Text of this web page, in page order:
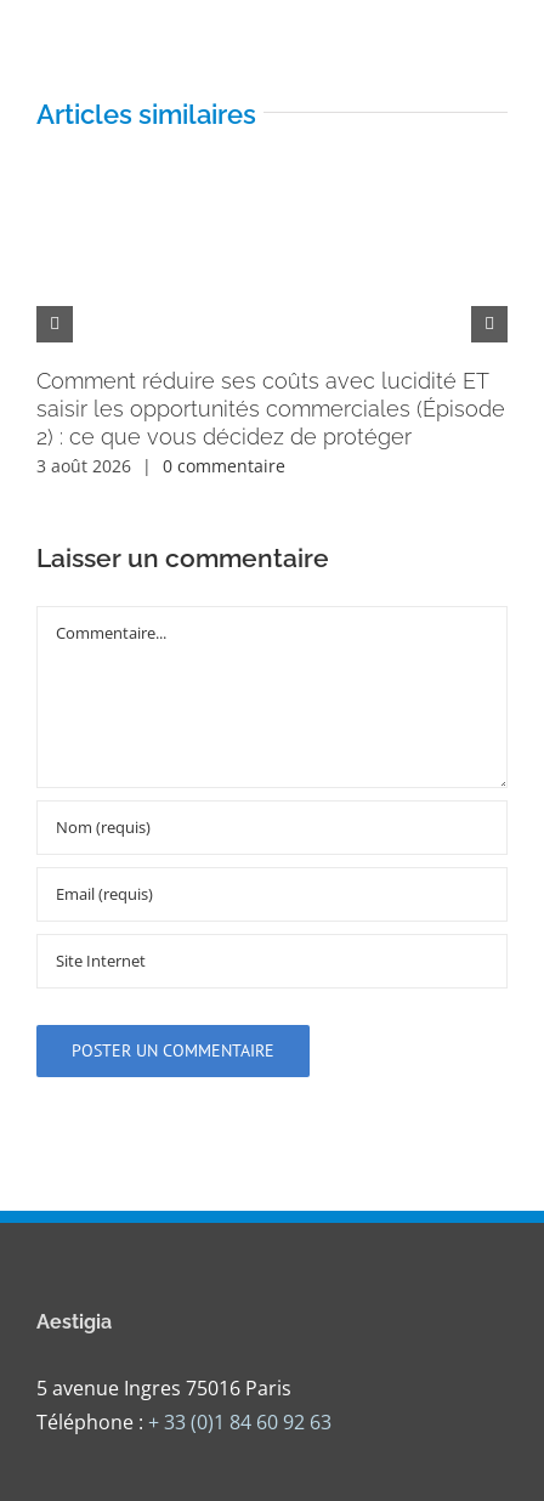
Articles similaires
Comment réduire ses coûts avec lucidité ET
saisir les opportunités commerciales (Épisode
2) : ce que vous décidez de protéger
3 août 2026 | 0 commentaire
Laisser un commentaire
Commentaire
Aestigia
5 avenue Ingres 75016 Paris
Téléphone : + 33 (0)1 84 60 92 63